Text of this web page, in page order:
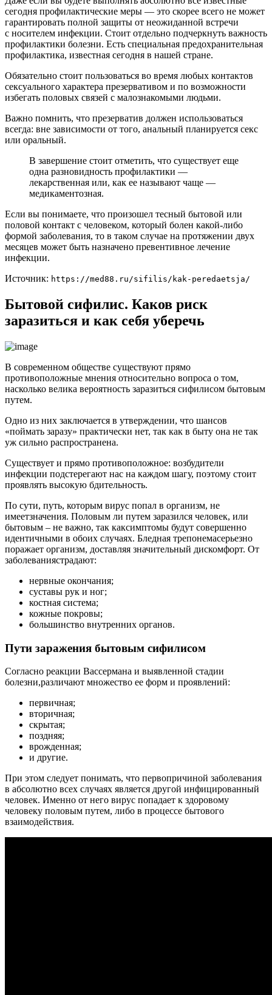
сегодня профилактические меры — это скорее всего не может
гарантировать полной защиты от неожиданной встречи
с носителем инфекции. Стоит отдельно подчеркнуть важность
профилактики болезни. Есть специальная предохранительная
профилактика, известная сегодня в нашей стране.
Обязательно стоит пользоваться во время любых контактов
сексуального характера презервативом и по возможности
избегать половых связей с малознакомыми людьми.
Важно помнить, что презерватив должен использоваться
всегда: вне зависимости от того, анальный планируется секс
или оральный.
В завершение стоит отметить, что существует еще
одна разновидность профилактики —
лекарственная или, как ее называют чаще —
медикаментозная.
Если вы понимаете, что произошел тесный бытовой или
половой контакт с человеком, который болен какой-либо
формой заболевания, то в таком случае на протяжении двух
месяцев может быть назначено превентивное лечение
инфекции.
Источник: https://med88.ru/sifilis/kak-peredaetsja/
Бытовой сифилис. Каков риск
заразиться и как себя уберечь
В современном обществе существуют прямо
противоположные мнения относительно вопроса о том,
насколько велика вероятность заразиться сифилисом бытовым
путем.
Одно из них заключается в утверждении, что шансов
«поймать заразу» практически нет, так как в быту она не так
уж сильно распространена.
Существует и прямо противоположное: возбудители
инфекции подстерегают нас на каждом шагу, поэтому стоит
проявлять высокую бдительность.
По сути, путь, которым вирус попал в организм, не
имеетзначения. Половым ли путем заразился человек, или
бытовым – не важно, так каксимптомы будут совершенно
идентичными в обоих случаях. Бледная трепонемасерьезно
поражает организм, доставляя значительный дискомфорт. От
заболеваниястрадают:
нервные окончания;
суставы рук и ног;
костная система;
кожные покровы;
большинство внутренних органов.
Пути заражения бытовым сифилисом
Согласно реакции Вассермана и выявленной стадии
болезни,различают множество ее форм и проявлений:
первичная;
вторичная;
скрытая;
поздняя;
врожденная;
и другие.
При этом следует понимать, что первопричиной заболевания
в абсолютно всех случаях является другой инфицированный
человек. Именно от него вирус попадает к здоровому
человеку половым путем, либо в процессе бытового
взаимодействия.